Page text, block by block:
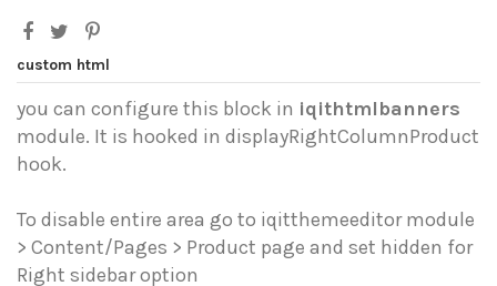
custom html
you can configure this block in iqithtmlbanners
module. It is hooked in displayRightColumnProduct
hook.
To disable entire area go to iqitthemeeditor module
> Content/Pages > Product page and set hidden for
Right sidebar option